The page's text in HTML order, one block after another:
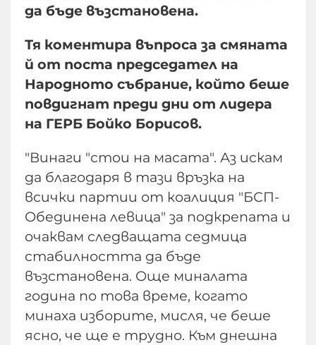
да бъде възстановена.
Тя коментира въпроса за смяната
й от поста председател на
Народното събрание, който беше
повдигнат преди дни от лидера
на ГЕРБ Бойко Борисов.
"Винаги "стои на масата". Аз искам
да благодаря в тази връзка на
всички партии от коалиция "БСП-
Обединена левица" за подкрепата и
очаквам следващата седмица
стабилността да бъде
възстановена. Още миналата
година по това време, когато
минаха изборите, мисля, че беше
ясно, че ще е трудно. Към днешна